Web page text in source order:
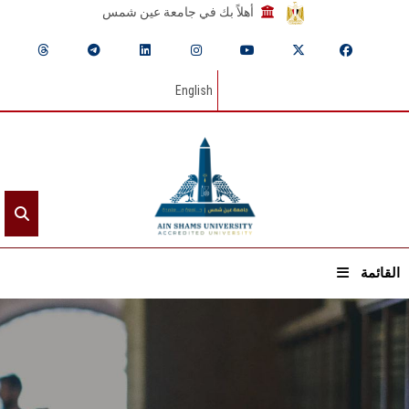
أهلاً بك في جامعة عين شمس
English
القائمة
الرئيسيـة
عن الجامعة